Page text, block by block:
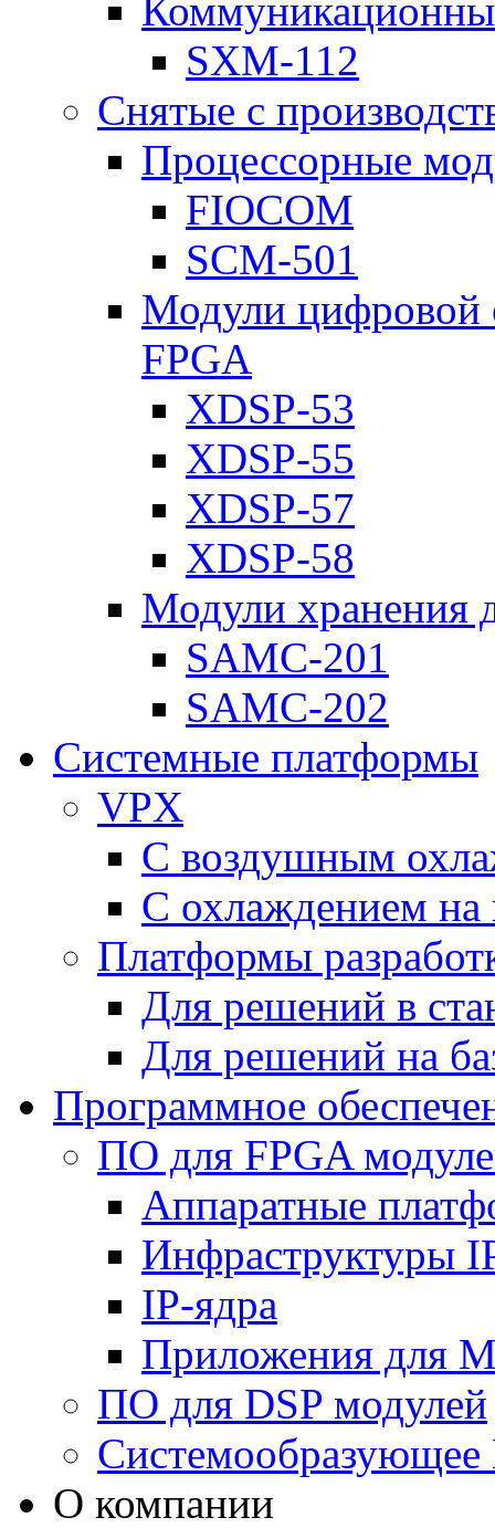
SXM-112
Снятые с
Процессорные
FIOCOM
SCM-501
Модули цифровой
FPGA
XDSP-53
XDSP-55
XDSP-57
XDSP-58
Модули хранения
SAMC-201
SAMC-202
Системные платформы
VPX
С воздушным
С охлаждением на
Платформы
Для решений в
Для решений на
Программное
ПО для FPGA
Аппаратные
Инфраструктуры
IP-ядра
Приложения для
ПО для DSP модулей
О компании